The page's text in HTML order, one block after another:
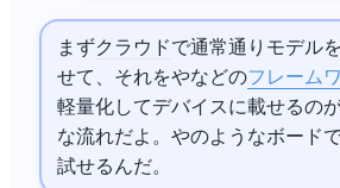
まずクラウドで通常通りモデル
せて、それをLiteやRuntimeなどのフレーム
軽量化してデバイスに載せるの
な流れだよ。 やJetson Nanoのようなボー
試せるんだ。